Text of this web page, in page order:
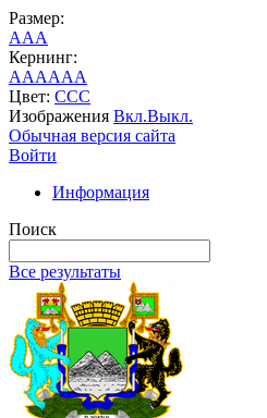
Размер:
AAA
Кернинг:
AAAAAA
Цвет: CCC
Изображения Вкл.Выкл.
Обычная версия сайта
Войти
Информация
Поиск
Все результаты